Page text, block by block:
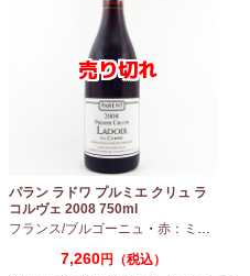
パラン ラドワ プルミエ クリュ ラ
コルヴェ 2008 750ml
フランス/ブルゴーニュ ・ 赤：ミディアムボディ
7,260円（税込）